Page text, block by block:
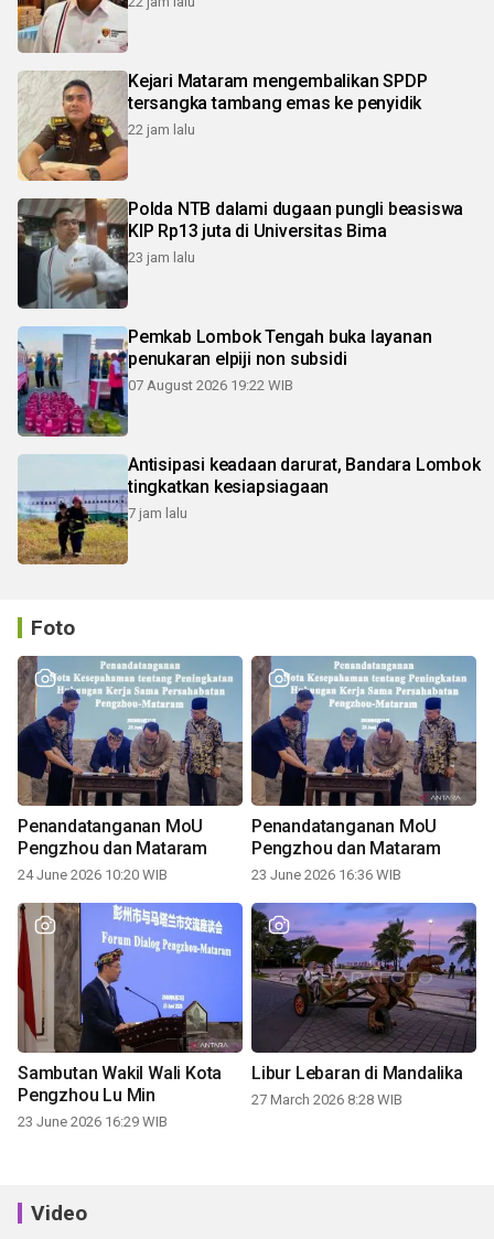
Kejari Mataram mengembalikan SPDP
tersangka tambang emas ke penyidik
22 jam lalu
Polda NTB dalami dugaan pungli beasiswa
KIP Rp13 juta di Universitas Bima
23 jam lalu
Pemkab Lombok Tengah buka layanan
penukaran elpiji non subsidi
07 August 2026 19:22 WIB
Antisipasi keadaan darurat, Bandara Lombok
tingkatkan kesiapsiagaan
7 jam lalu
Foto
Penandatanganan MoU
Pengzhou dan Mataram
24 June 2026 10:20 WIB
Penandatanganan MoU
Pengzhou dan Mataram
23 June 2026 16:36 WIB
Sambutan Wakil Wali Kota
Pengzhou Lu Min
23 June 2026 16:29 WIB
Libur Lebaran di Mandalika
27 March 2026 8:28 WIB
Video